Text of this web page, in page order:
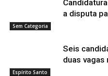
Sem Categoria
a disputa
Espírito Santo
Seis
duas vagas